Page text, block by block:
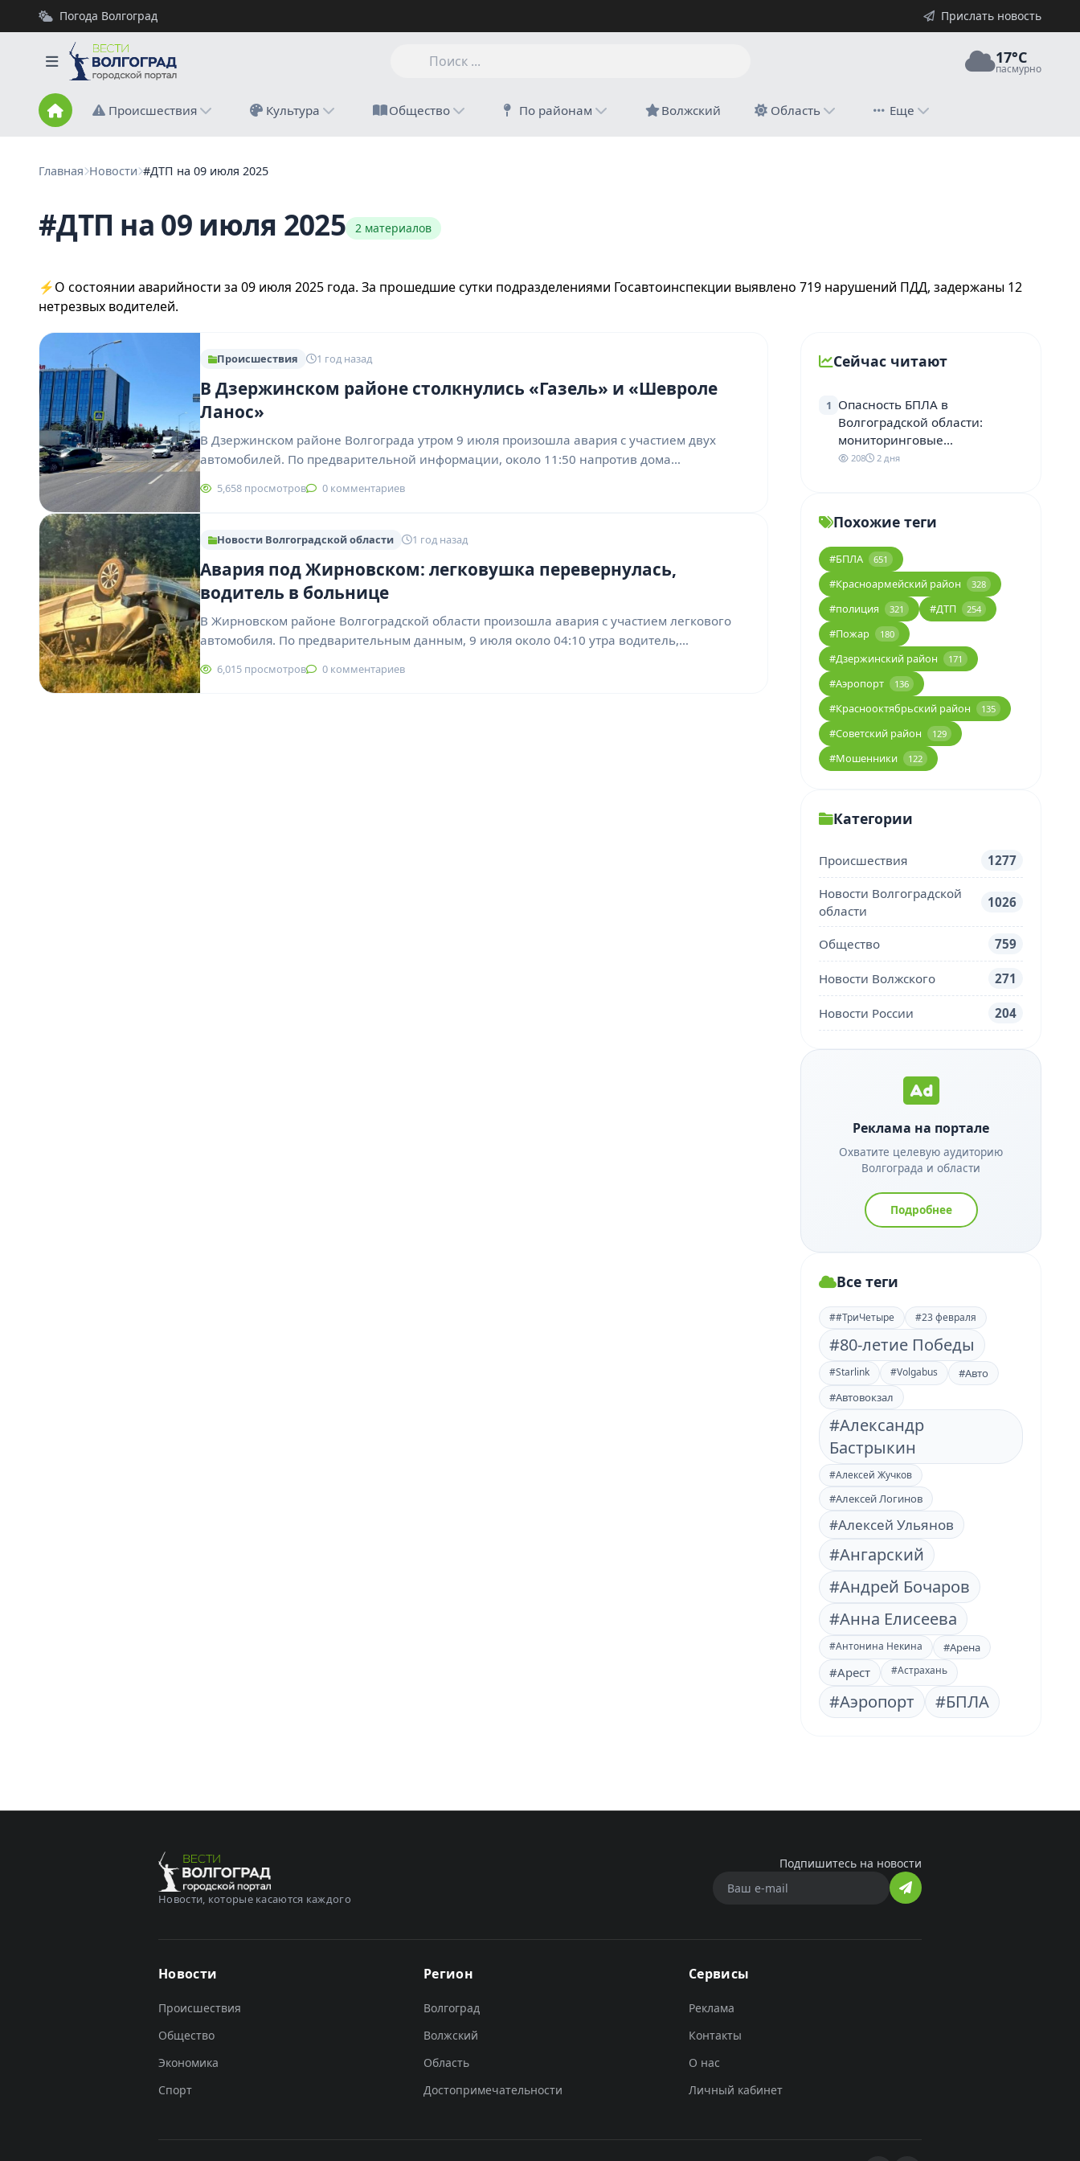
Погода Волгоград Прислать новость
17°C
пасмурно
Происшествия Культура Общество По районам Волжский Область Еще
Главная Новости #ДТП на 09 июля 2025
#ДТП на 09 июля 2025 2 материалов
⚡️О состоянии аварийности за 09 июля 2025 года. За прошедшие сутки подразделениями Госавтоинспекции выявлено 719 нарушений ПДД, задержаны 12
нетрезвых водителей.
Происшествия 1 год назад
В Дзержинском районе столкнулись «Газель» и «Шевроле
Ланос»
В Дзержинском районе Волгограда утром 9 июля произошла авария с участием двух
автомобилей. По предварительной информации, около 11:50 напротив дома…
5,658 просмотров 0 комментариев
Новости Волгоградской области 1 год назад
Авария под Жирновском: легковушка перевернулась,
водитель в больнице
В Жирновском районе Волгоградской области произошла авария с участием легкового
автомобиля. По предварительным данным, 9 июля около 04:10 утра водитель,…
6,015 просмотров 0 комментариев
Сейчас читают
1 Опасность БПЛА в
Волгоградской области:
мониторинговые…
208 2 дня
Похожие теги
#БПЛА 651
#Красноармейский район 328
#полиция 321 #ДТП 254
#Пожар 180
#Дзержинский район 171
#Аэропорт 136
#Краснооктябрьский район 135
#Советский район 129
#Мошенники 122
Категории
Происшествия 1277
Новости Волгоградской
области
1026
Общество 759
Новости Волжского 271
Новости России 204
Реклама на портале
Охватите целевую аудиторию
Волгограда и области
Подробнее
Все теги
##ТриЧетыре #23 февраля
#80-летие Победы
#Starlink #Volgabus
#Авто
#Автовокзал
#Александр
Бастрыкин
#Алексей Жучков
#Алексей Логинов
#Алексей Ульянов
#Ангарский
#Андрей Бочаров
#Анна Елисеева
#Антонина Некина #Арена
#Арест #Астрахань
#Аэропорт #БПЛА
Новости, которые касаются каждого
Подпишитесь на новости
Новости
Происшествия
Общество
Экономика
Спорт
Регион
Волгоград
Волжский
Область
Достопримечательности
Сервисы
Реклама
Контакты
О нас
Личный кабинет